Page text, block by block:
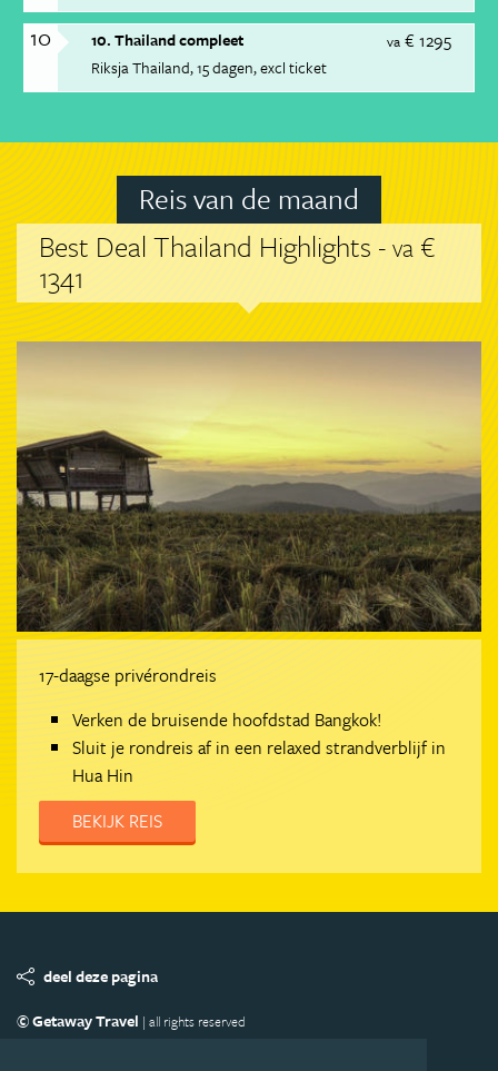
10 va € 1295
10. Thailand compleet
Riksja Thailand 15 dagen excl ticket
Reis van de maand
Best Deal Thailand Highlights -va €
1341
17-daagse privérondreis
Verken de bruisende hoofdstad Bangkok!
Sluit je rondreis af in een relaxed strandverblijf in
Hua Hin
BEKIJK REIS
deel deze pagina
© Getaway Travel | all rights reserved